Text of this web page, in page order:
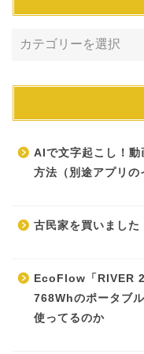
AIで文字起こし！動
方法（別途アプリの
古民家を買いました
EcoFlow「RIVER
768Whのポータブ
使ってるのか